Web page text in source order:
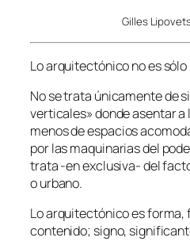
Gilles
Lo arquitectónico no es
No se trata únicamente de
verticales» donde asentar
menos de espacios
por las maquinarias del
trata -en exclusiva- del
o urbano.
Lo arquitectónico es
contenido; signo,